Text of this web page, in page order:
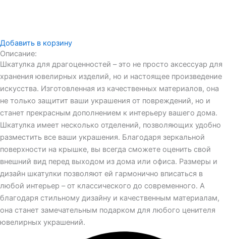
Добавить в корзину
Описание:
Шкатулка для драгоценностей – это не просто аксессуар для
хранения ювелирных изделий, но и настоящее произведение
искусства. Изготовленная из качественных материалов, она
не только защитит ваши украшения от повреждений, но и
станет прекрасным дополнением к интерьеру вашего дома.
Шкатулка имеет несколько отделений, позволяющих удобно
разместить все ваши украшения. Благодаря зеркальной
поверхности на крышке, вы всегда сможете оценить свой
внешний вид перед выходом из дома или офиса. Размеры и
дизайн шкатулки позволяют ей гармонично вписаться в
любой интерьер – от классического до современного. А
благодаря стильному дизайну и качественным материалам,
она станет замечательным подарком для любого ценителя
ювелирных украшений.